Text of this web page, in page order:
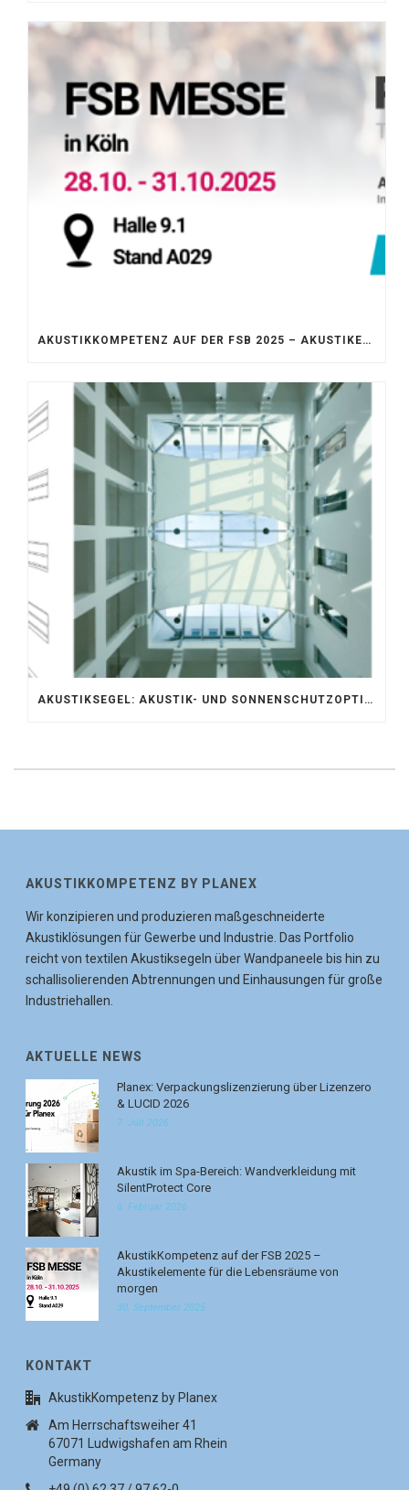
AKUSTIKKOMPETENZ AUF DER FSB 2025 – AKUSTIKELEMENTE FÜR DIE LEBENSRÄUME VON MORGEN
AKUSTIKSEGEL: AKUSTIK- UND SONNENSCHUTZOPTIMIERUNG IM ATRIUM DER UNIVERSITÄT BONN
AKUSTIKKOMPETENZ BY PLANEX
Wir konzipieren und produzieren maßgeschneiderte
Akustiklösungen für Gewerbe und Industrie. Das Portfolio
reicht von textilen Akustiksegeln über Wandpaneele bis hin zu
schallisolierenden Abtrennungen und Einhausungen für große
Industriehallen.
AKTUELLE NEWS
Planex: Verpackungslizenzierung über Lizenzero
& LUCID 2026
7. Juli 2026
Akustik im Spa-Bereich: Wandverkleidung mit
SilentProtect Core
6. Februar 2026
AkustikKompetenz auf der FSB 2025 –
Akustikelemente für die Lebensräume von
morgen
30. September 2025
KONTAKT
AkustikKompetenz by Planex
Am Herrschaftsweiher 41
67071 Ludwigshafen am Rhein
Germany